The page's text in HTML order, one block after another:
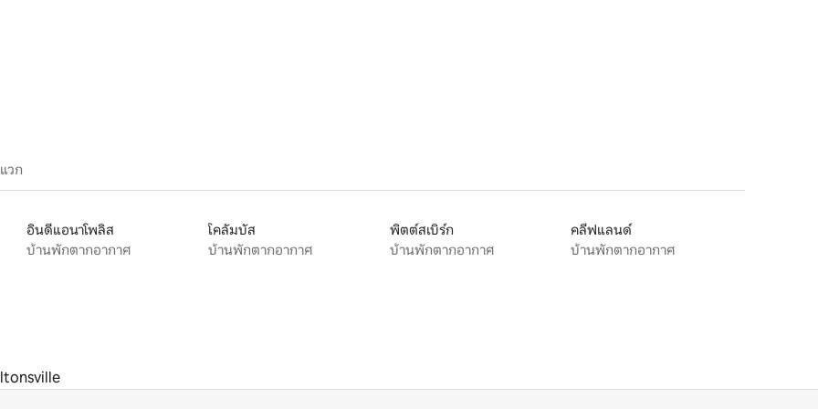
วก
อินดีแอนาโพลิส
บ้านพักตากอากาศ
โคลัมบัส
บ้านพักตากอากาศ
พิตต์สเบิร์ก
บ้านพักตากอากาศ
คลีฟแลนด์
บ้านพักตากอากาศ